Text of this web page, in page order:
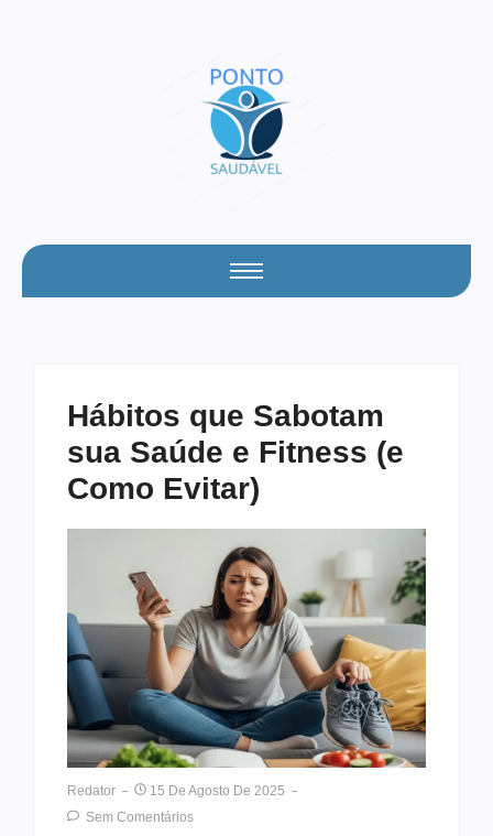
Hábitos que Sabotam
sua Saúde e Fitness (e
Como Evitar)
Redator
15 De Agosto De 2025
Sem Comentários